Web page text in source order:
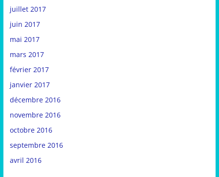
juillet 2017
juin 2017
mai 2017
mars 2017
février 2017
janvier 2017
décembre 2016
novembre 2016
octobre 2016
septembre 2016
avril 2016